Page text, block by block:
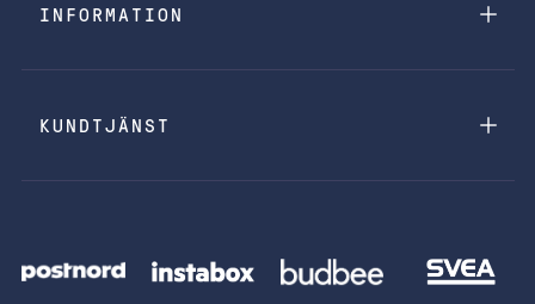
INFORMATION
KUNDTJÄNST